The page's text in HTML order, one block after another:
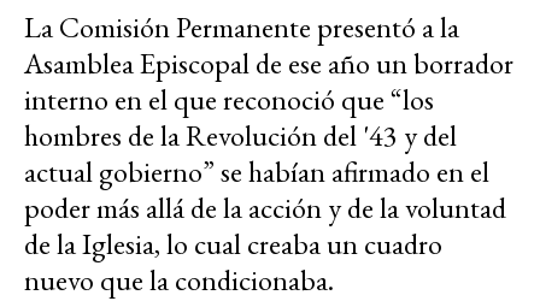
La Comisión Permanente presentó a la
Asamblea Episcopal de ese año un borrador
interno en el que reconoció que “los
hombres de la Revolución del '43 y del
actual gobierno” se habían afirmado en el
poder más allá de la acción y de la voluntad
de la Iglesia, lo cual creaba un cuadro
nuevo que la condicionaba.